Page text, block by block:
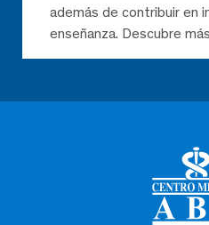
además de contribuir en
enseñanza. Descubre